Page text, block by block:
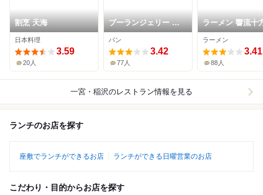
割烹 天海
日本料理
3.59
20人
ブーランジェリー フ
ルーレタン
パン
3.42
77人
ラーメン 響流十
ラーメン
3.41
88人
一宮・稲沢のレストラン情報を見る
ランチのお店を探す
座敷でランチができるお店 ランチができる日曜営業のお店
こだわり・目的からお店を探す